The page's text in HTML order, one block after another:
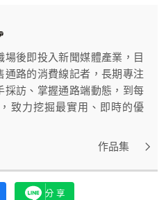
後即投入新聞媒體產業，目
路的消費線記者，長期專注
採訪、掌握通路端動態，到每
致力挖掘最實用、即時的優
作品集
分享